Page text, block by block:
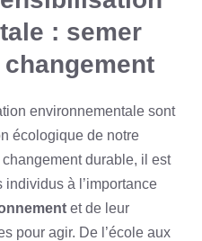
: semer
environnementale sont
écologique de notre
durable, il est
à l’importance
et de leur
pour agir. De l’école aux